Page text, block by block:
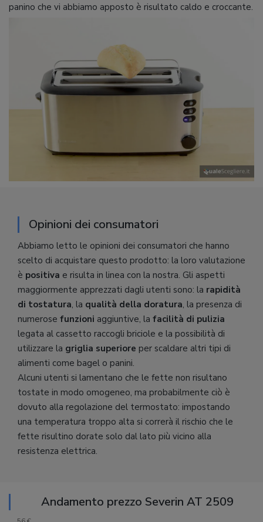
panino che vi abbiamo apposto è risultato caldo e croccante.
Opinioni dei consumatori
Abbiamo letto le opinioni dei consumatori che hanno
scelto di acquistare questo prodotto: la loro valutazione
è positiva e risulta in linea con la nostra. Gli aspetti
maggiormente apprezzati dagli utenti sono: la rapidità
di tostatura, la qualità della doratura, la presenza di
numerose funzioni aggiuntive, la facilità di pulizia
legata al cassetto raccogli briciole e la possibilità di
utilizzare la griglia superiore per scaldare altri tipi di
alimenti come bagel o panini.
Alcuni utenti si lamentano che le fette non risultano
tostate in modo omogeneo, ma probabilmente ciò è
dovuto alla regolazione del termostato: impostando
una temperatura troppo alta si correrà il rischio che le
fette risultino dorate solo dal lato più vicino alla
resistenza elettrica.
Andamento prezzo Severin AT 2509